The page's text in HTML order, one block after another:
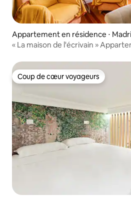
Appartement en résidence ⋅
« La maison de l'écrivain »
Coup de cœur voyageurs
Coup de cœur voyageurs